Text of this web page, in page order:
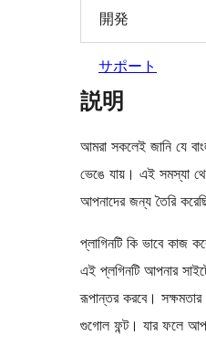
開発
サポート
説明
আমরা সকলেই জানি যে
ভেঙে যায়। এই সমস্যা
আপনাদের জন্য তৈরি করেছি
প্লাগিনটি কি ভাবে কাজ
এই প্লগিনটি আপনার
রূপান্তর করবে। সক্ষমতার
গুগোল ফন্ট। যার ফলে